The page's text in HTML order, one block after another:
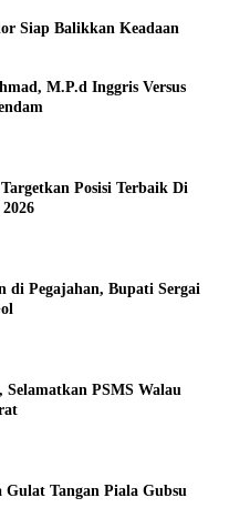
Siap Balikkan Keadaan
M.P.d Inggris Versus
Posisi Terbaik Di
di Pegajahan, Bupati Sergai
PSMS Walau
Tangan Piala Gubsu